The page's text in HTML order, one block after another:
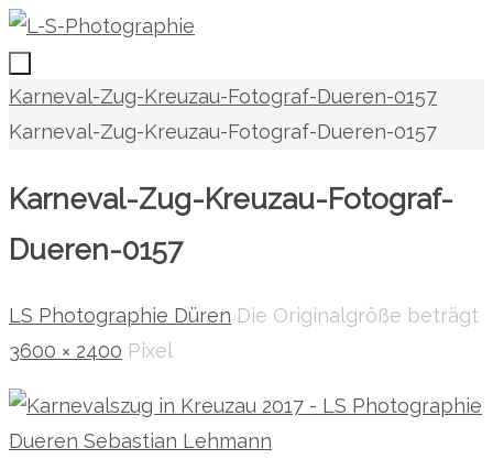
Zum
Inhalt
springen
Zum
Inhalt
Start
Karneval-Zug-Kreuzau-Fotograf-Dueren-0157
Karneval-Zug-Kreuzau-Fotograf-Dueren-0157
Karneval-Zug-Kreuzau-Fotograf-
Dueren-0157
LS Photographie Düren Die Originalgröße beträgt
3600 × 2400 Pixel